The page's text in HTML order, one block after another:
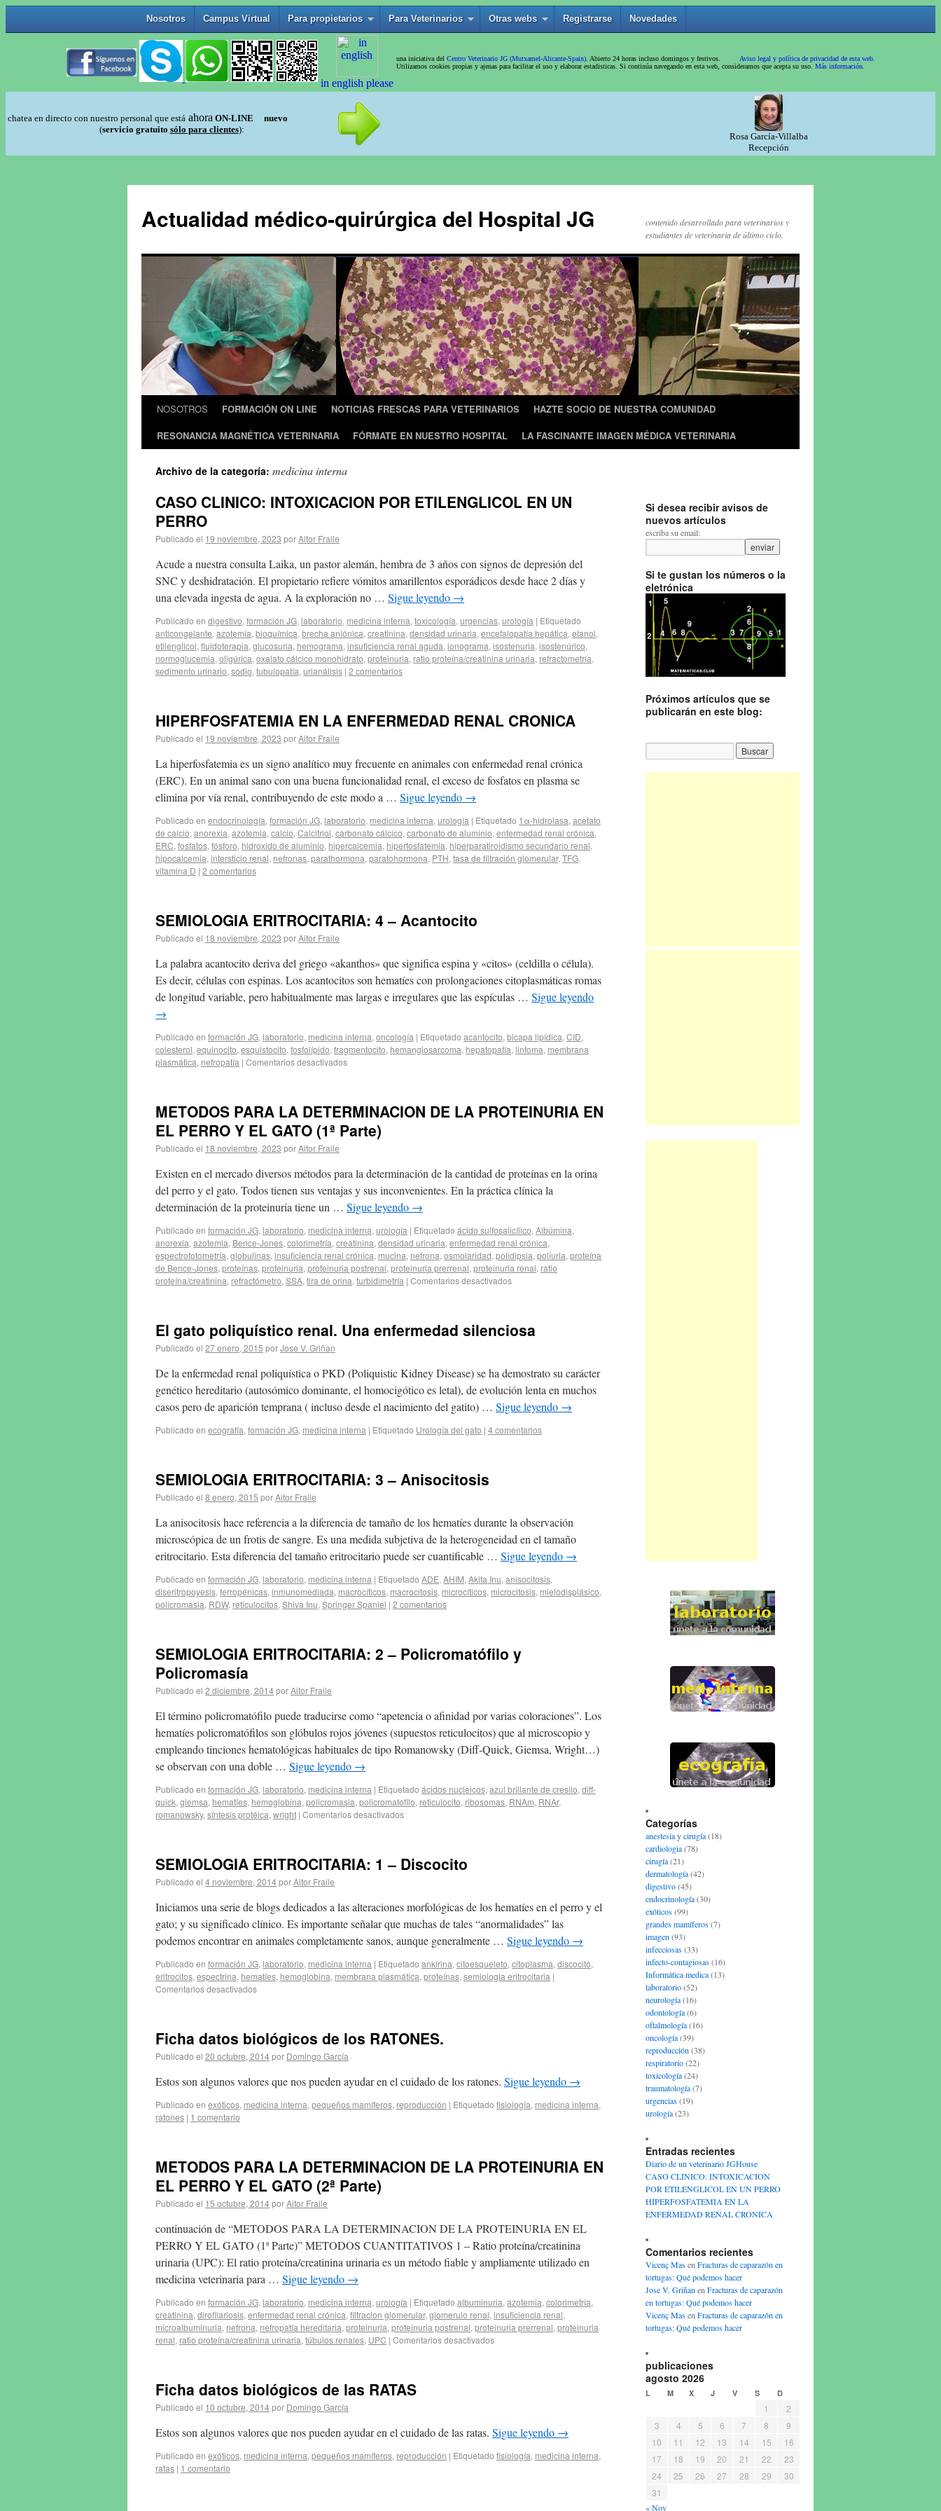
Actualidad médico-quirúrgica del Hospital JG
contenido desarrollado para veterinarios y
estudiantes de veterinaria de último ciclo.
NOSOTROS FORMACIÓN ON LINE NOTICIAS FRESCAS PARA VETERINARIOS
HAZTE SOCIO DE NUESTRA COMUNIDAD
RESONANCIA MAGNÉTICA VETERINARIA
FÓRMATE EN NUESTRO HOSPITAL LA FASCINANTE IMAGEN MÉDICA VETERINARIA
Archivo de la categoría: medicina interna
CASO CLINICO: INTOXICACION POR ETILENGLICOL EN UN
PERRO
Publicado el 19 noviembre, 2023 porAitor Fraile
Acude a nuestra consulta Laika, un pastor alemán, hembra de 3 años con signos de depresión del
SNC y deshidratación. El propietario refiere vómitos amarillentos esporádicos desde hace 2 días y
una elevada ingesta de agua. A la exploración no … Sigue leyendo →
Publicado en digestivo, formación JG, laboratorio, medicina interna, toxicología, urgencias, urología | Etiquetado
anticongelante, azotemia, bioquímica, brecha aniónica, creatinina, densidad urinaria, encefalopatía hepática, etanol,
etilenglicol, fluidoterapia, glucosuria, hemograma, insuficiencia renal aguda, ionograma, isostenuria, isostenúrico,
normoglucemia, oligúrica, oxalato cálcico monohidrato, proteinuria, ratio proteína/creatinina urinaria, refractometría,
sedimento urinario, sodio, tubulopatía, urianálisis | 2 comentarios
HIPERFOSFATEMIA EN LA ENFERMEDAD RENAL CRONICA
Publicado el 19 noviembre, 2023 porAitor Fraile
La hiperfosfatemia es un signo analítico muy frecuente en animales con enfermedad renal crónica
(ERC). En un animal sano con una buena funcionalidad renal, el exceso de fosfatos en plasma se
elimina por vía renal, contribuyendo de este modo a … Sigue leyendo →
Publicado en endocrinología, formación JG, laboratorio, medicina interna, urología | Etiquetado 1α-hidrolasa, acetato
de calcio, anorexia, azotemia, calcio, Calcitriol, carbonato cálcico, carbonato de aluminio, enfermedad renal crónica,
ERC, fosfatos, fósforo, hidroxido de aluminio, hipercalcemia, hiperfosfatemia, hiperparatiroidismo secundario renal,
hipocalcemia, intersticio renal, nefronas, parathormona, paratohormona, PTH, tasa de filtración glomerular, TFG,
vitamina D | 2 comentarios
SEMIOLOGIA ERITROCITARIA: 4 – Acantocito
Publicado el 18 noviembre, 2023 porAitor Fraile
La palabra acantocito deriva del griego «akanthos» que significa espina y «citos» (celdilla o célula).
Es decir, células con espinas. Los acantocitos son hematíes con prolongaciones citoplasmáticas romas
de longitud variable, pero habitualmente mas largas e irregulares que las espículas … Sigue leyendo
→
Publicado en formación JG, laboratorio, medicina interna, oncología | Etiquetado acantocito, bicapa lipídica, CID,
colesterol, equinocito, esquistocito, fosfolípido, fragmentocito, hemangiosarcoma, hepatopatía, linfoma, membrana
plasmática, nefropatía | Comentarios desactivados
METODOS PARA LA DETERMINACION DE LA PROTEINURIA EN
EL PERRO Y EL GATO (1ª Parte)
Publicado el 18 noviembre, 2023 porAitor Fraile
Existen en el mercado diversos métodos para la determinación de la cantidad de proteínas en la orina
del perro y el gato. Todos tienen sus ventajas y sus inconvenientes. En la práctica clínica la
determinación de la proteinuria tiene un … Sigue leyendo →
Publicado en formación JG, laboratorio, medicina interna, urología | Etiquetado ácido sulfosalicílico, Albúmina,
anorexia, azotemia, Bence-Jones, colorimetría, creatinina, densidad urinaria, enfermedad renal crónica,
espectrofotometría, globulinas, insuficiencia renal crónica, mucina, nefrona, osmolaridad, polidipsia, poliuria, proteína
de Bence-Jones, proteínas, proteinuria, proteinuria postrenal, proteinuria prerrenal, proteinuria renal, ratio
proteína/creatinina, refractómetro, SSA, tira de orina, turbidimetría | Comentarios desactivados
El gato poliquístico renal. Una enfermedad silenciosa
Publicado el 27 enero, 2015 porJose V. Griñan
De la enfermedad renal poliquística o PKD (Poliquistic Kidney Disease) se ha demostrato su carácter
genético hereditario (autosómico dominante, el homocigótico es letal), de evolución lenta en muchos
casos pero de aparición temprana ( incluso desde el nacimiento del gatito) … Sigue leyendo →
Publicado en ecografía, formación JG, medicina interna | Etiquetado Urología del gato | 4 comentarios
SEMIOLOGIA ERITROCITARIA: 3 – Anisocitosis
Publicado el 8 enero, 2015 porAitor Fraile
La anisocitosis hace referencia a la diferencia de tamaño de los hematíes durante la observación
microscópica de un frotis de sangre. Es una medida subjetiva de la heterogeneidad en el tamaño
eritrocitario. Esta diferencia del tamaño eritrocitario puede ser cuantificable … Sigue leyendo →
Publicado en formación JG, laboratorio, medicina interna | Etiquetado ADE, AHIM, Akita Inu, anisocitosis,
diseritropoyesis, ferropénicas, inmunomediada, macrocíticos, macrocitosis, microcíticos, microcitosis, mielodisplásico,
policromasia, RDW, reticulocitos, Shiva Inu, Springer Spaniel | 2 comentarios
SEMIOLOGIA ERITROCITARIA: 2 – Policromatófilo y
Policromasía
Publicado el 2 diciembre, 2014porAitor Fraile
El término policromatófilo puede traducirse como “apetencia o afinidad por varias coloraciones”. Los
hematíes policromatófilos son glóbulos rojos jóvenes (supuestos reticulocitos) que al microscopio y
empleando tinciones hematológicas habituales de tipo Romanowsky (Diff-Quick, Giemsa, Wright…)
se observan con una doble … Sigue leyendo →
Publicado en formación JG, laboratorio, medicina interna | Etiquetado ácidos nucleicos, azul brillante de cresilo, diff-
quick, giemsa, hematíes, hemoglobina, policromasia, policromatofilo, reticulocito, ribosomas, RNAm, RNAr,
romanowsky, síntesis protéica, wright | Comentarios desactivados
SEMIOLOGIA ERITROCITARIA: 1 – Discocito
Publicado el 4 noviembre, 2014porAitor Fraile
Iniciamos una serie de blogs dedicados a las alteraciones morfológicas de los hematíes en el perro y el
gato; y su significado clínico. Es importante señalar que muchas de tales “anormalidades” las
podemos encontrar en animales completamente sanos, aunque generalmente … Sigue leyendo →
Publicado en formación JG, laboratorio, medicina interna | Etiquetado ankirina, citoesqueleto, citoplasma, discocito,
eritrocitos, espectrina, hematíes, hemoglobina, membrana plasmática, proteínas, semiologia eritrocitaria |
Comentarios desactivados
Ficha datos biológicos de los RATONES.
Publicado el 20 octubre, 2014por Domingo García
Estos son algunos valores que nos pueden ayudar en el cuidado de los ratones. Sigue leyendo →
Publicado en exóticos, medicina interna, pequeños mamíferos, reproducción | Etiquetado fisiología, medicina interna,
ratones | 1 comentario
METODOS PARA LA DETERMINACION DE LA PROTEINURIA EN
EL PERRO Y EL GATO (2ª Parte)
Publicado el 15 octubre, 2014porAitor Fraile
continuación de “METODOS PARA LA DETERMINACION DE LA PROTEINURIA EN EL
PERRO Y EL GATO (1ª Parte)” METODOS CUANTITATIVOS 1 – Ratio proteína/creatinina
urinaria (UPC): El ratio proteína/creatinina urinaria es un método fiable y ampliamente utilizado en
medicina veterinaria para … Sigue leyendo →
Publicado en formación JG, laboratorio, medicina interna, urología | Etiquetado albuminuria, azotemia, colorimetría,
creatinina, dirofilariosis, enfermedad renal crónica, filtracion glomerular, glomerulo renal, insuficiencia renal,
microalbuminuria, nefrona, nefropatía hereditaria, proteinuria, proteinuria postrenal, proteinuria prerrenal, proteinuria
renal, ratio proteína/creatinina urinaria, túbulos renales, UPC | Comentarios desactivados
Ficha datos biológicos de las RATAS
Publicado el 10 octubre, 2014por Domingo García
Estos son algunos valores que nos pueden ayudar en el cuidado de las ratas. Sigue leyendo →
Publicado en exóticos, medicina interna, pequeños mamíferos, reproducción | Etiquetado fisiología, medicina interna,
ratas | 1 comentario
Si desea recibir avisos de
nuevos artículos
escriba su email:
Si te gustan los números o la
eletrónica
Próximos artículos que se
publicarán en este blog:
Categorías
anestesia y cirugía(18)
cardiologia(78)
cirugía(21)
dermatología(42)
digestivo(45)
endocrinología(30)
exóticos(99)
grandes mamíferos(7)
imagen (93)
infecciosas(33)
infecto-contagiosas(16)
Informática medica(13)
laboratorio(52)
neurología(16)
odontología(6)
oftalmología(16)
oncología(39)
reproducción (38)
respiratorio(22)
toxicología(24)
traumatología(7)
urgencias(19)
urología(23)
Entradas recientes
Diario de un veterinario JGHouse
CASO CLINICO: INTOXICACION
POR ETILENGLICOL EN UN PERRO
HIPERFOSFATEMIA EN LA
ENFERMEDAD RENAL CRONICA
Comentarios recientes
Vicenç Masen Fracturas de caparazón en
tortugas: Qué podemos hacer
Jose V. Griñan en Fracturas de caparazón
en tortugas: Qué podemos hacer
Vicenç Masen Fracturas de caparazón en
tortugas: Qué podemos hacer
publicaciones
agosto 2026
L M X J V S D
1
2
3
4 5 6 7 8
9
10
11 12 13 14 15
16
17
18 19 20 21 22
23
24
25 26 27 28 29
30
31
« Nov